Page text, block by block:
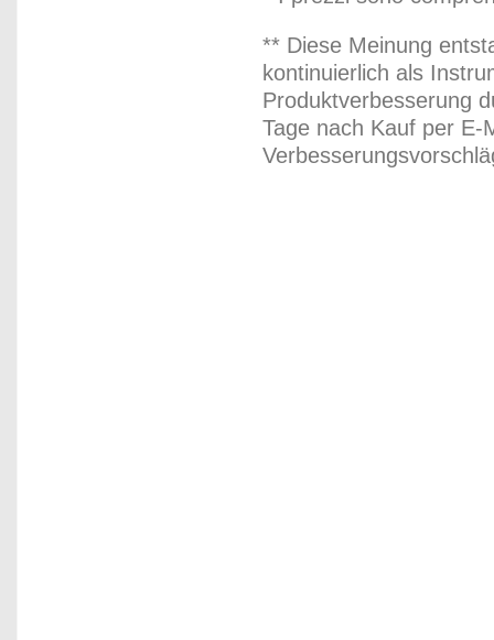
** Diese Meinung
kontinuierlich als
Produktverbesserung
Tage nach Kauf per E-